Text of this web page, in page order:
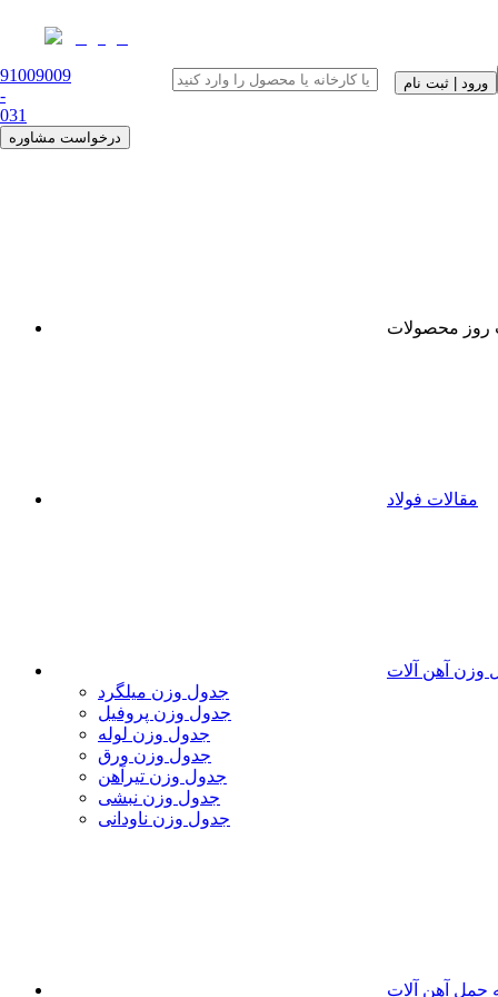
91009009
-
031
درخواست مشاوره
ورود | ثبت نام
روز محصولات
مقالات فولاد
وزن آهن آلات
جدول وزن میلگرد
جدول وزن پروفیل
جدول وزن لوله
جدول وزن ورق
جدول وزن تیرآهن
جدول وزن نبشی
جدول وزن ناودانی
حمل آهن آلات